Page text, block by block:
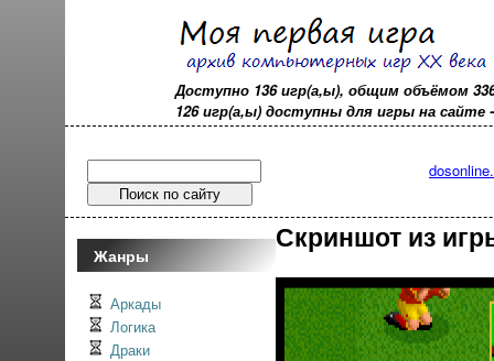
Доступно 136 игр(а,ы), общим объёмом
126 игр(а,ы) доступны для игры на сайте
Жанры
Аркады
Логика
Драки
Скриншот из